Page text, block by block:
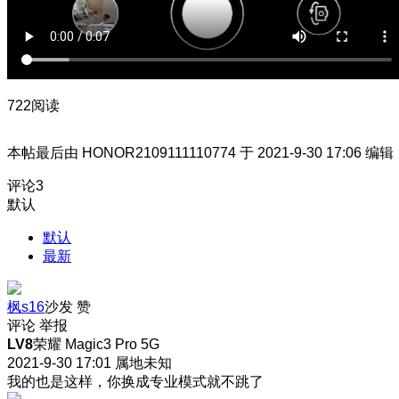
722阅读
本帖最后由 HONOR2109111110774 于 2021-9-30 17:06 编辑
评论3
默认
默认
最新
枫s16沙发 赞
评论 举报
LV8荣耀 Magic3 Pro 5G
2021-9-30 17:01 属地未知
我的也是这样，你换成专业模式就不跳了